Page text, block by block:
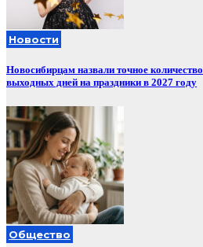
Новости
Новосибирцам назвали точное количество
выходных дней на праздники в 2027 году
Общество